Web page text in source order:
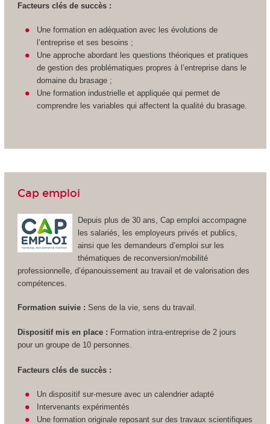
Facteurs clés de succès :
Une formation en adéquation avec les évolutions de
l’entreprise et ses besoins ;
Une approche abordant les questions théoriques et pratiques
de gestion des problématiques propres à l’entreprise dans le
domaine du brasage ;
Une formation industrielle et appliquée qui permet de
comprendre les variables qui affectent la qualité du brasage.
Cap emploi
Depuis plus de 30 ans, Cap emploi accompagne
les salariés, les employeurs privés et publics,
ainsi que les demandeurs d’emploi sur les
thématiques de reconversion/mobilité
professionnelle, d’épanouissement au travail et de valorisation des
compétences.
Formation suivie : Sens de la vie, sens du travail.
Dispositif mis en place : Formation intra-entreprise de 2 jours
pour un groupe de 10 personnes.
Facteurs clés de succès :
Un dispositif sur-mesure avec un calendrier adapté
Intervenants expérimentés
Une formation originale reposant sur des travaux scientifiques